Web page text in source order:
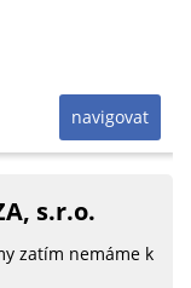
navigovat
s.r.o.
zatím nemáme k